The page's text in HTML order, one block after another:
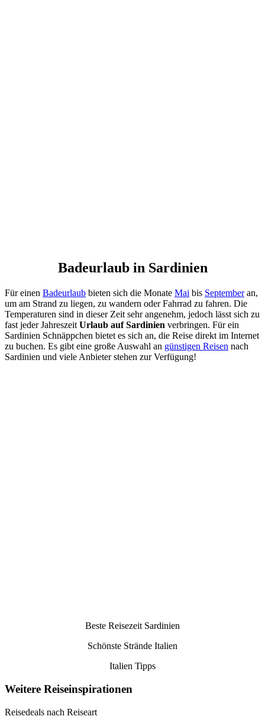
Badeurlaub in Sardinien
Für einen Badeurlaub bieten sich die Monate Mai bis Septemberan,
um am Strand zu liegen, zu wandern oder Fahrrad zu fahren. Die
Temperaturen sind in dieser Zeit sehr angenehm, jedoch lässt sich zu
fast jeder Jahreszeit Urlaub auf Sardinien verbringen. Für ein
Sardinien Schnäppchen bietet es sich an, die Reise direkt im Internet
zu buchen. Es gibt eine große Auswahl an günstigen Reisen nach
Sardinien und viele Anbieter stehen zur Verfügung!
Beste Reisezeit Sardinien
Schönste Strände Italien
Italien Tipps
Weitere Reiseinspirationen
Reisedeals nach Reiseart